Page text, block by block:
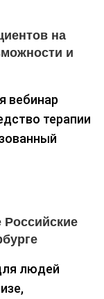
на
и
вебинар
терапии
людей